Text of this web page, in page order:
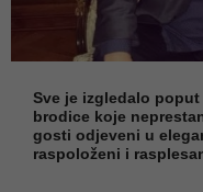
Sve je izgledalo
brodice koje
gosti odjeveni u
raspoloženi i